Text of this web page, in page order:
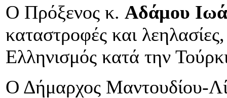
Ο Πρόξενος κ. Αδάμου
καταστροφές και
Ελληνισμός κατά την
Ο Δήμαρχος Μαντουδίου-